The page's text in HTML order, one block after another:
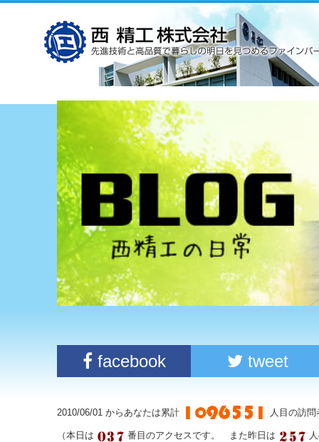
facebook tweet
2010/06/01 からあなたは累計 人目の訪
（本日は 番目のアクセスです。 また昨日は